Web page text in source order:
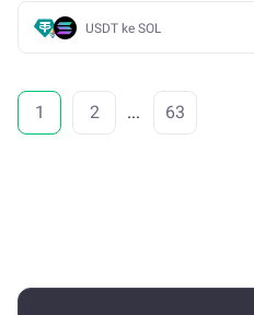
USDT ke SOL
1 2 ... 63